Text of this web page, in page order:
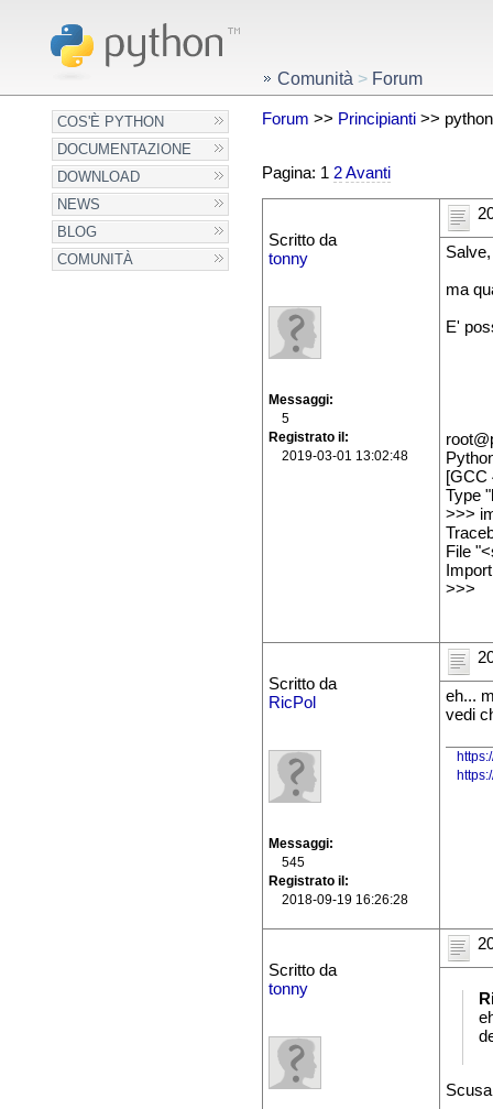
COS'È PYTHON
DOCUMENTAZIONE
DOWNLOAD
NEWS
BLOG
COMUNITÀ
Comunità > Forum
Forum >> Principianti>>
Pagina: 1 2Avanti
Scritto da
tonny
Messaggi
5
Registrato il
2019-03-01 13:02:48
ma
E'
[GCC
Type
>>>
File
>>>
Scritto da
RicPol
Messaggi
545
Registrato il
2018-09-19 16:26:28
eh...
vedi
Scritto da
tonny